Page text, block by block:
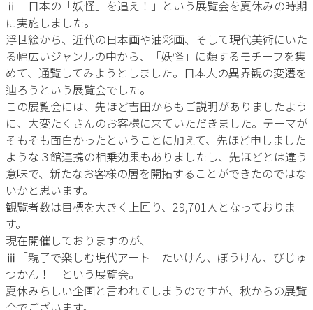
ⅱ「日本の「妖怪」を追え！」という展覧会を夏休みの時期
に実施しました。
浮世絵から、近代の日本画や油彩画、そして現代美術にいた
る幅広いジャンルの中から、「妖怪」に類するモチーフを集
めて、通覧してみようとしました。日本人の異界観の変遷を
辿ろうという展覧会でした。
この展覧会には、先ほど吉田からもご説明がありましたよう
に、大変たくさんのお客様に来ていただきました。テーマが
そもそも面白かったということに加えて、先ほど申しました
ような３館連携の相乗効果もありましたし、先ほどとは違う
意味で、新たなお客様の層を開拓することができたのではな
いかと思います。
観覧者数は目標を大きく上回り、29,701人となっておりま
す。
現在開催しておりますのが、
ⅲ「親子で楽しむ現代アート たいけん、ぼうけん、びじゅ
つかん！」という展覧会。
夏休みらしい企画と言われてしまうのですが、秋からの展覧